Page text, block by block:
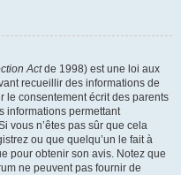
Actde 1998) est une loi aux
recueillir des informations de
le consentement écrit des parents
informations permettant
vous n’êtes pas sûr que cela
ou que quelqu’un le fait à
pour obtenir son avis. Notez que
ne peuvent pas fournir de